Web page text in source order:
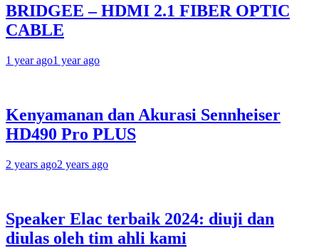
BRIDGEE – HDMI 2.1 FIBER OPTIC
CABLE
1 year ago1 year ago
Kenyamanan dan Akurasi Sennheiser
HD490 Pro PLUS
2 years ago2 years ago
Speaker Elac terbaik 2024: diuji dan
diulas oleh tim ahli kami